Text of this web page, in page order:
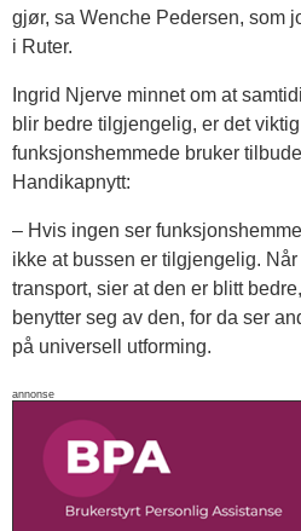
gjør, sa Wenche Pedersen, som
i Ruter.
Ingrid Njerve minnet om at
blir bedre tilgjengelig, er det
funksjonshemmede bruker
Handikapnytt:
– Hvis ingen ser
ikke at bussen er tilgjengelig.
transport, sier at den er blitt
benytter seg av den, for da ser
på universell utforming.
annonse